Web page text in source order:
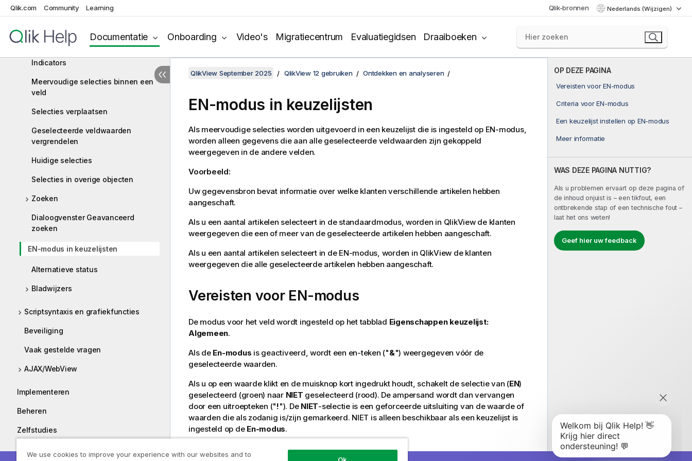
Qlik.com Community Learning Qlik-bronnen Nederlands (Wijzigen)
Documentatie Onboarding Video's Migratiecentrum Evaluatiegidsen Draaiboeken
Veldwaarden selecteren
Selectiestijlen
Indicators
Meervoudige selecties binnen een
veld
Selecties verplaatsen
Geselecteerde veldwaarden
vergrendelen
Huidige selecties
Selecties in overige objecten
Zoeken
Dialoogvenster Geavanceerd
zoeken
EN-modus in keuzelijsten
Alternatieve status
Bladwijzers
Scriptsyntaxis en grafiekfuncties
Beveiliging
Vaak gestelde vragen
AJAX/WebView
Implementeren
Beheren
Zelfstudies
OP DEZE PAGINA
Vereisten voor EN-modus
Criteria voor EN-modus
Een keuzelijst instellen op EN-modus
Meer informatie
WAS DEZE PAGINA NUTTIG?
Als u problemen ervaart op deze pagina of
de inhoud onjuist is – een tikfout, een
ontbrekende stap of een technische fout –
laat het ons weten!
Geef hier uw feedback
QlikView September 2025 QlikView 12 gebruiken Ontdekken en analyseren
EN-modus in keuzelijsten
Als meervoudige selecties worden uitgevoerd in een keuzelijst die is ingesteld op EN-modus,
worden alleen gegevens die aan alle geselecteerde veldwaarden zijn gekoppeld
weergegeven in de andere velden.
Voorbeeld:
Uw gegevensbron bevat informatie over welke klanten verschillende artikelen hebben
aangeschaft.
Als u een aantal artikelen selecteert in de standaardmodus, worden in QlikView de klanten
weergegeven die een of meer van de geselecteerde artikelen hebben aangeschaft.
Als u een aantal artikelen selecteert in de EN-modus, worden in QlikView de klanten
weergegeven die alle geselecteerde artikelen hebben aangeschaft.
Vereisten voor EN-modus
De modus voor het veld wordt ingesteld op het tabblad Eigenschappen keuzelijst:
Algemeen.
Als de En-modus is geactiveerd, wordt een en-teken ("&") weergegeven vóór de
geselecteerde waarden.
Als u op een waarde klikt en de muisknop kort ingedrukt houdt, schakelt de selectie van (EN)
geselecteerd (groen) naar NIET geselecteerd (rood). De ampersand wordt dan vervangen
door een uitroepteken ("!"). De NIET-selectie is een geforceerde uitsluiting van de waarde of
waarden die als zodanig is/zijn gemarkeerd. NIET is alleen beschikbaar als een keuzelijst is
ingesteld op de En-modus.
We use cookies to improve your experience with our websites and to